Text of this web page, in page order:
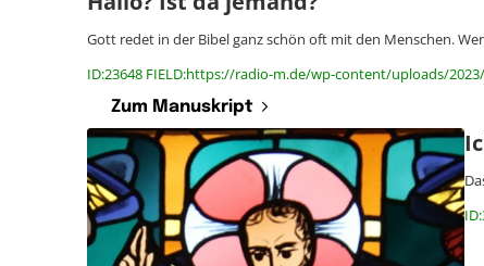
Gott redet in der Bibel ganz schön oft mit den Menschen.
ID:23648 FIELD:https://radio-m.de/wp-content/uploads/
Zum Manuskript